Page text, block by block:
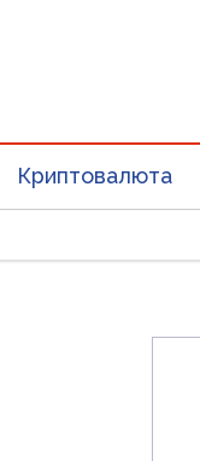
Криптовалюта